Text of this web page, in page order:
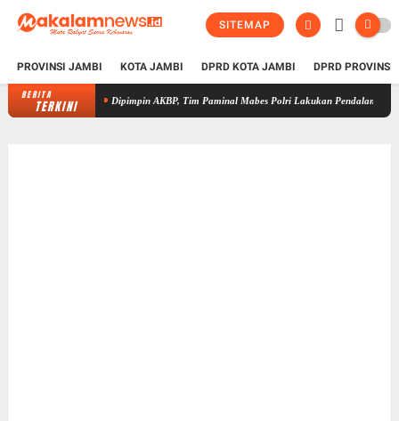
SITEMAP
PROVINSI JAMBI KOTA JAMBI DPRD KOTA JAMBI DPRD
BERITA
TERKINIDipimpin AKBP, Tim Paminal Mabes Polri Lakukan Pendalaman Dugaan